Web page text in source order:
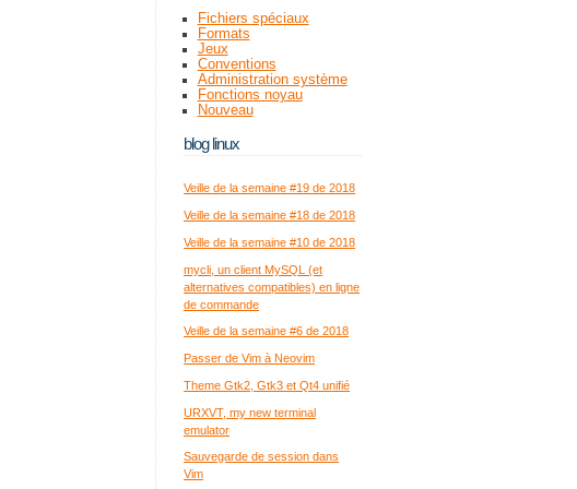
Fichiers spéciaux
Formats
Jeux
Conventions
Administration système
Fonctions noyau
Nouveau
blog linux
Veille de la semaine #19 de 2018
Veille de la semaine #18 de 2018
Veille de la semaine #10 de 2018
mycli, un client MySQL (et
alternatives compatibles) en ligne
de commande
Veille de la semaine #6 de 2018
Passer de Vim à Neovim
Theme Gtk2, Gtk3 et Qt4 unifié
URXVT, my new terminal
emulator
Sauvegarde de session dans
Vim